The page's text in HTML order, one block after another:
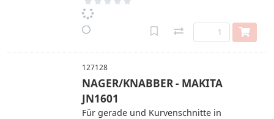
127128
NAGER/KNABBER - MAKITA
JN1601
Für gerade und Kurvenschnitte in